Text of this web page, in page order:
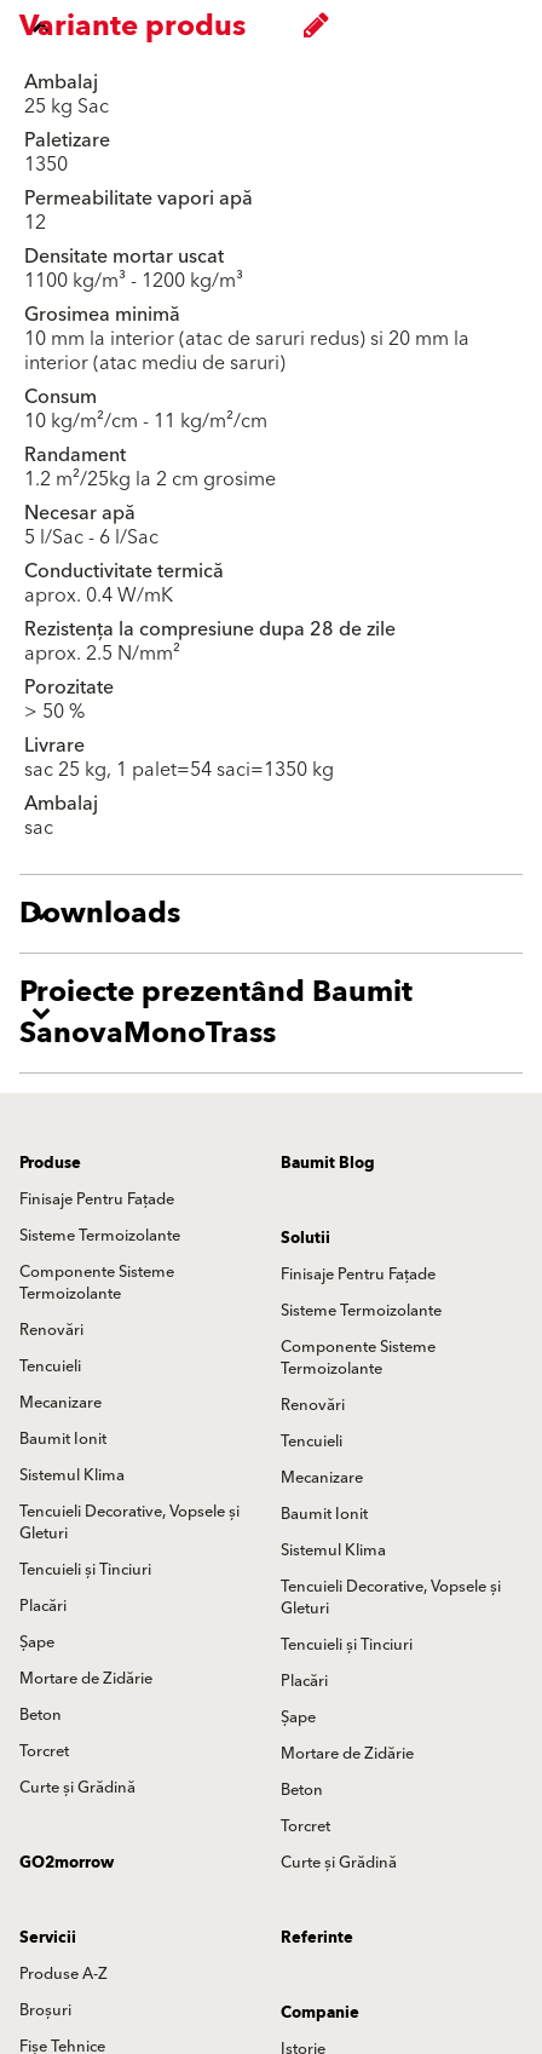
Variante produs
Ambalaj
25 kg Sac
Paletizare
1350
Permeabilitate vapori apă
12
Densitate mortar uscat
1100 kg/m³ - 1200 kg/m³
Grosimea minimă
10 mm la interior (atac de saruri redus) si 20 mm la
interior (atac mediu de saruri)
Consum
10 kg/m²/cm - 11 kg/m²/cm
Randament
1.2 m²/25kg la 2 cm grosime
Necesar apă
5 l/Sac - 6 l/Sac
Conductivitate termică
aprox. 0.4 W/mK
Rezistența la compresiune dupa 28 de zile
aprox. 2.5 N/mm²
Porozitate
> 50 %
Livrare
sac 25 kg, 1 palet=54 saci=1350 kg
Ambalaj
sac
Downloads
Proiecte prezentând Baumit
SanovaMonoTrass
Produse
Finisaje Pentru Fațade
Sisteme Termoizolante
Componente Sisteme
Termoizolante
Renovări
Tencuieli
Mecanizare
Baumit Ionit
Sistemul Klima
Tencuieli Decorative, Vopsele și
Gleturi
Tencuieli și Tinciuri
Placări
Șape
Mortare de Zidărie
Beton
Torcret
Curte și Grădină
Baumit Blog
Solutii
Finisaje Pentru Fațade
Sisteme Termoizolante
Componente Sisteme
Termoizolante
Renovări
Tencuieli
Mecanizare
Baumit Ionit
Sistemul Klima
Tencuieli Decorative, Vopsele și
Gleturi
Tencuieli și Tinciuri
Placări
Șape
Mortare de Zidărie
Beton
Torcret
Curte și Grădină
GO2morrow
Servicii
Produse A-Z
Broșuri
Fișe Tehnice
Referinte
Companie